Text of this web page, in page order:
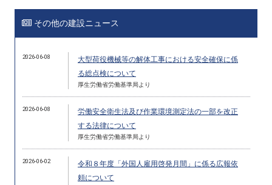
その他の建設ニュース
2026-06-08
大型荷役機械等の解体工事における安全確保に係
る総点検について
厚生労働省労働基準局より
2026-06-08
労働安全衛生法及び作業環境測定法の一部を改正
する法律について
厚生労働省労働基準局より
2026-06-02
令和８年度「外国人雇用啓発月間」に係る広報依
頼について